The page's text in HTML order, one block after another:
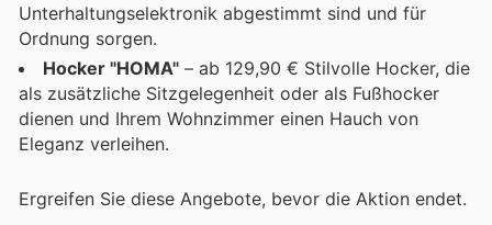
Unterhaltungselektronik abgestimmt sind und für
Ordnung sorgen.
Hocker "HOMA" – ab 129,90 € Stilvolle Hocker, die
als zusätzliche Sitzgelegenheit oder als Fußhocker
dienen und Ihrem Wohnzimmer einen Hauch von
Eleganz verleihen.
Ergreifen Sie diese Angebote, bevor die Aktion endet.